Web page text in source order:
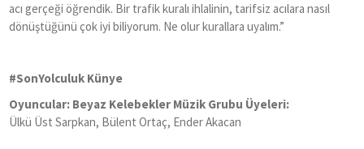
acı gerçeği öğrendik. Bir trafik kuralı ihlalinin, tarifsiz acılara nasıl
dönüştüğünü çok iyi biliyorum. Ne olur kurallara uyalım.”
#SonYolculuk Künye
Oyuncular: Beyaz Kelebekler Müzik Grubu Üyeleri:
Ülkü Üst Sarpkan, Bülent Ortaç, Ender Akacan